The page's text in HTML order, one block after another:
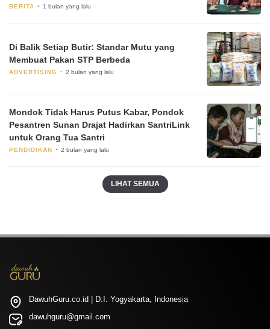
BERITA 1 bulan yang lalu
Di Balik Setiap Butir: Standar Mutu yang
Membuat Pakan STP Berbeda
ADVERTISING 2 bulan yang lalu
Mondok Tidak Harus Putus Kabar, Pondok
Pesantren Sunan Drajat Hadirkan SantriLink
untuk Orang Tua Santri
PENDIDIKAN 2 bulan yang lalu
LIHAT SEMUA
DawuhGuru.co.id | D.I. Yogyakarta, Indonesia
dawuhguru@gmail.com